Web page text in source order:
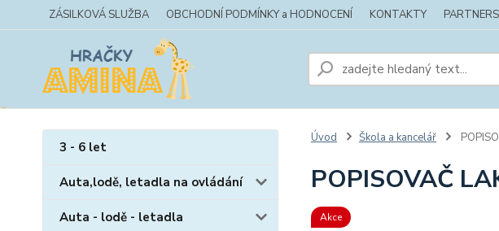
ZÁSILKOVÁ SLUŽBA OBCHODNÍ PODMÍNKY a HODNOCENÍ KONTAKTY
3 - 6 let
Auta,lodě, letadla na ovládání
Auta - lodě - letadla
Úvod Škola a kancelář
POPISOVAČ
Akce